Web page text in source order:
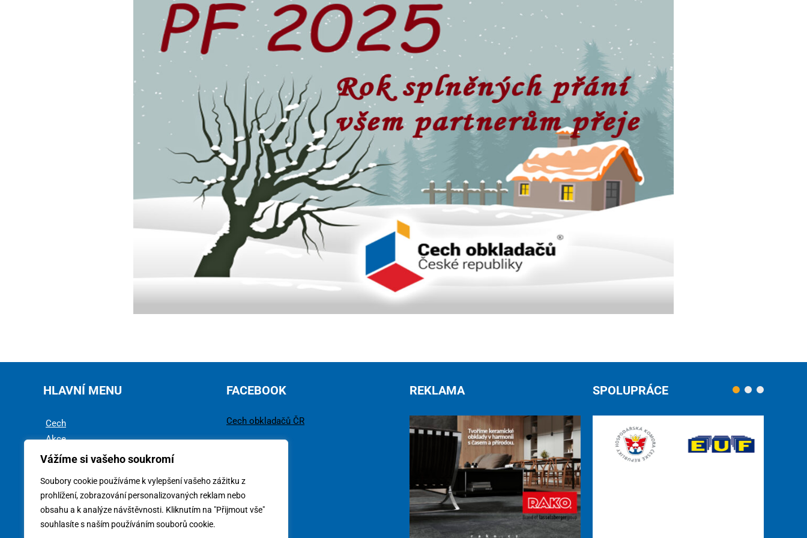
Vážíme si vašeho soukromí
Soubory cookie používáme k vylepšení vašeho zážitku z
prohlížení, zobrazování personalizovaných reklam nebo
obsahu a k analýze návštěvnosti. Kliknutím na "Přijmout vše"
souhlasíte s naším používáním souborů cookie.
HLAVNÍ MENU
Cech
Akce
Rady a tipy
Ke stažení
FACEBOOK
Cech obkladačů ČR
REKLAMA SPOLUPRÁCE